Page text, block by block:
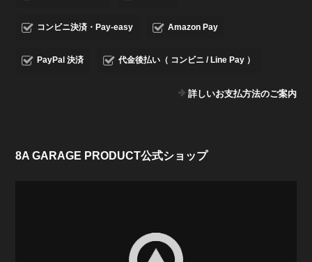
コンビニ決済・Pay-easy Amazon Pay
PayPal 決済 代金後払い（ コンビニ / Line Pay ）
詳しいお支払方法のご案内
8A GARAGE PRODUCT公式ショップ